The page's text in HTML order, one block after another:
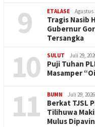
9 ETALASE Agustus
Tragis Nasib
Gubernur
Tersangka
10 SULUT Juli 29,
Puji Tuhan
Masamper
11 BUMN Juli 29, 2026
Berkat TJSL
Tilihuwa
Mulus